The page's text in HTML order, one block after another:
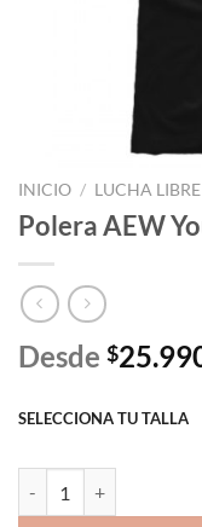
INICIO / LUCHA LIBRE
Polera AEW
Desde $
SELECCIONA TU TALLA